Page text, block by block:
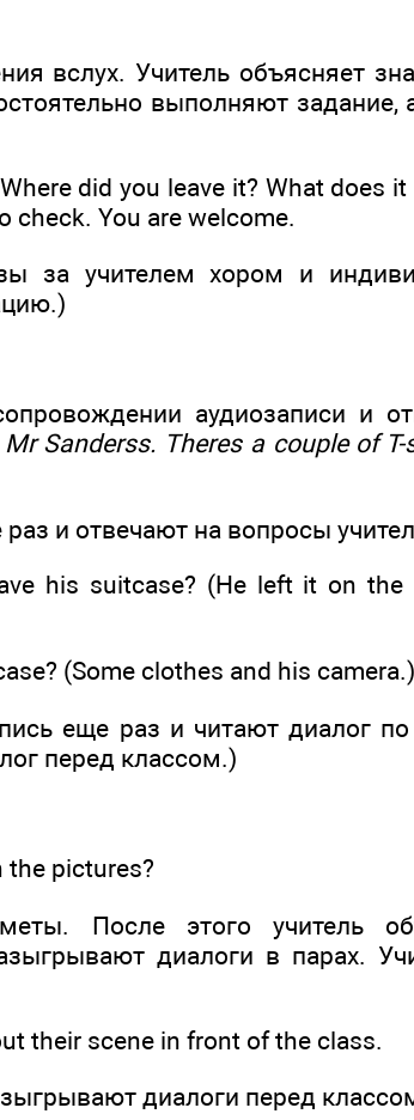
вслух. Учитель объясняет
выполняют задание,
did you leave it? What does
check. You are welcome.
за учителем хором и
аудиозаписи и
Sanderss. Theres a couple of
и отвечают на вопросы
his suitcase? (He left it on
(Some clothes and his camera.)
еще раз и читают диалог
перед классом.)
pictures?
После этого учитель
диалоги в парах.
their scene in front of the class.
диалоги перед